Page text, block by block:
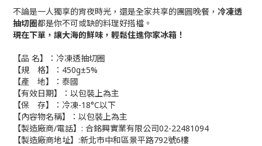
不論是一人獨享的宵夜時光，還是全家共享的團圓晚餐， 冷凍透
抽切圈都是你不可或缺的料理好搭檔。
現在下單，讓大海的鮮味，輕鬆住進你家冰箱！
【品 名】：冷凍透抽切圈
【規 格】：450g±5%
【產 地】：泰國
【有效日期】：以包裝上為主
【保 存】：冷凍-18°C以下
【內容物名稱】：以包裝上為主
【製造廠商/電話】: 合銘興實業有限公司02-22481094
【製造廠商地址】:新北市中和區景平路792號6樓